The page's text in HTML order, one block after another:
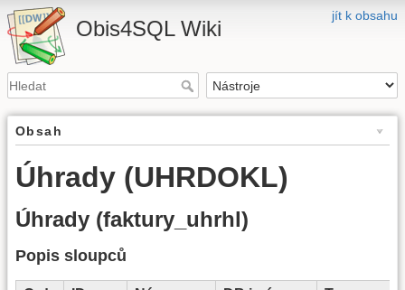
jít k obsahu
Obis4SQL Wiki
Obsah
Úhrady (UHRDOKL)
Úhrady (faktury_uhrhl)
Popis sloupců